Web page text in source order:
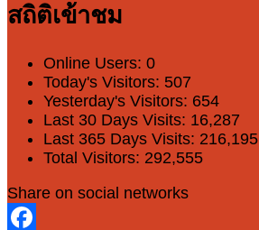
สถิติเข้าชม
Online Users: 0
Today's Visitors: 507
Yesterday's Visitors: 654
Last 30 Days Visits: 16,287
Last 365 Days Visits: 216,195
Total Visitors: 292,555
Share on social networks